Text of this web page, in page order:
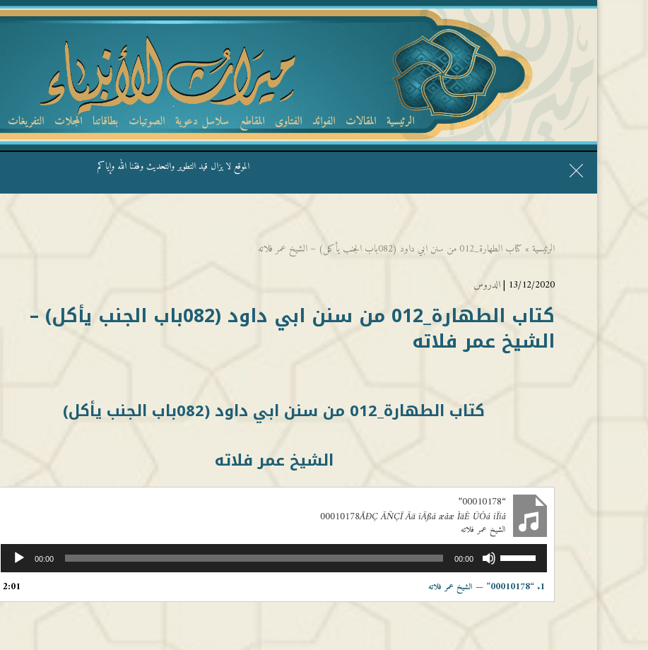
الرئيسية المقالات الفوائد الفتاوى المقاطع سلاسل دعوية الصوتيات بطاقاتنا المجلات التفريغات
الموقع لا يزال قيد التطوير والتحديث وفقنا الله وإياكم
الرئيسية » كتاب الطهارة_012 من سنن ابي داود (082باب الجنب يأكل) – الشيخ عمر فلاته
13/12/2020 | الدروس
كتاب الطهارة_012 من سنن ابي داود (082باب الجنب يأكل) –
الشيخ عمر فلاته
كتاب الطهارة_012 من سنن ابي داود (082باب الجنب يأكل)
الشيخ عمر فلاته
“00010178”
00010178ÅÐÇ ÃÑÇÏ Ãä íÃßá æåæ ÌäÈ ÛÓá íÏíå
الشيخ عمر فلاته
مشغل
الصوت
00:00 00:00
1.
“00010178” — الشيخ عمر فلاته 2:01